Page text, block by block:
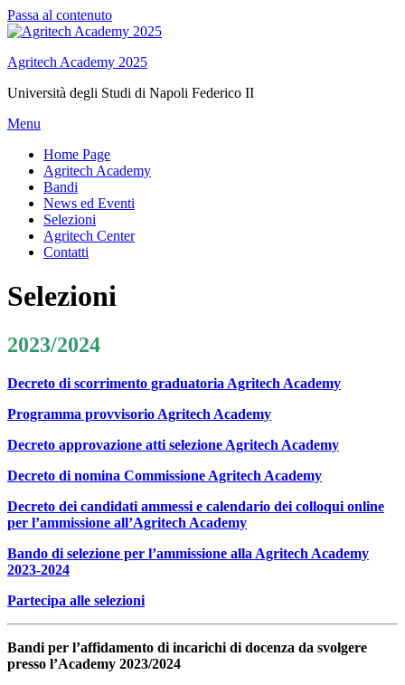
Passa al contenuto
Agritech Academy 2025
Università degli Studi di Napoli Federico II
Menu
Home Page
Agritech Academy
Bandi
News ed Eventi
Selezioni
Agritech Center
Contatti
Selezioni
2023/2024
Decreto di scorrimento graduatoria Agritech Academy
Programma provvisorio Agritech Academy
Decreto approvazione atti selezione Agritech Academy
Decreto di nomina Commissione Agritech Academy
Decreto dei candidati ammessi e calendario dei colloqui online
per l’ammissione all’Agritech Academy
Bando di selezione per l’ammissione alla Agritech Academy
2023-2024
Partecipa alle selezioni
Bandi per l’affidamento di incarichi di docenza da svolgere
presso l’Academy 2023/2024